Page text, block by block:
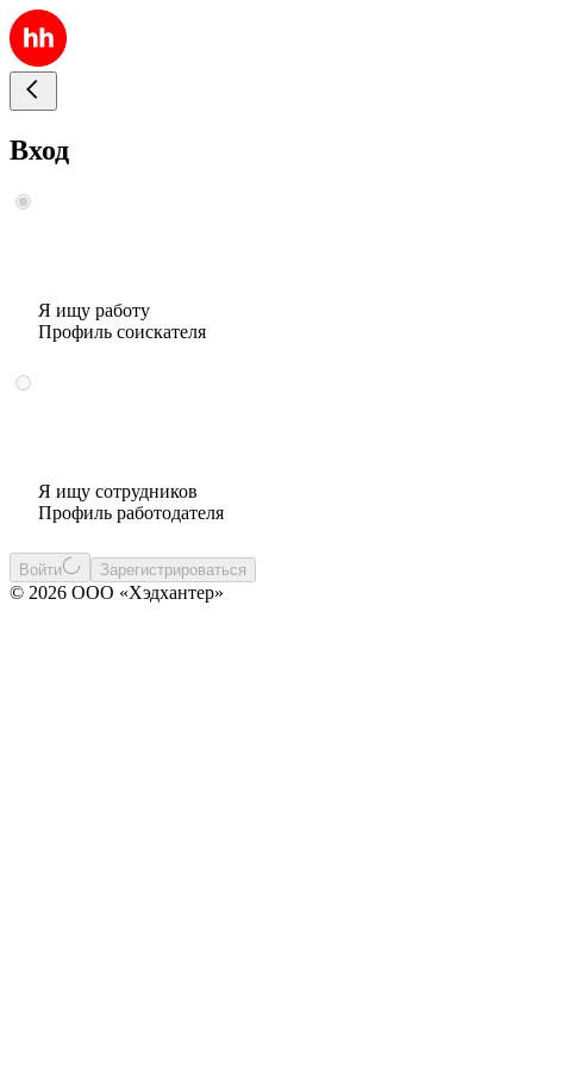
Вход
Я ищу работу
Профиль соискателя
Я ищу сотрудников
Профиль работодателя
Войти Зарегистрироваться
© 2026 ООО «Хэдхантер»